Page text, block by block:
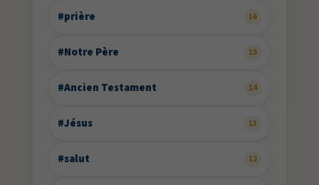
#prière 16
#Notre Père 15
#Ancien Testament 14
#Jésus 13
#salut 12